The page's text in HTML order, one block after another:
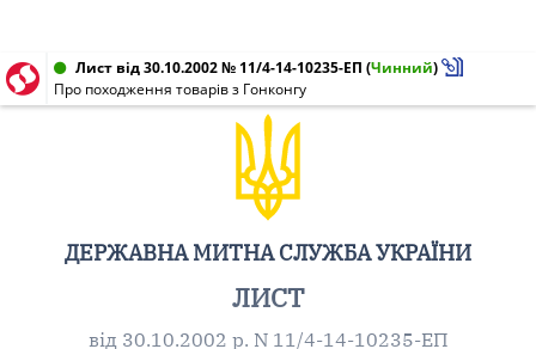
Лист від 30.10.2002 № 11/4-14-10235-ЕП (Чинний)
Про походження товарів з Гонконгу
ДЕРЖАВНА МИТНА СЛУЖБА УКРАЇНИ
ЛИСТ
від 30.10.2002 р. N 11/4-14-10235-ЕП